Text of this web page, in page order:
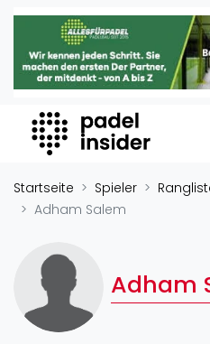
Padel Insider
Home
Organisationen
Buchungssysteme
Padel-Shops
Padel-Marken
Verschiedenes
Veranstaltungen
Turniere
Startseite Spieler
Adham Salem
Adham